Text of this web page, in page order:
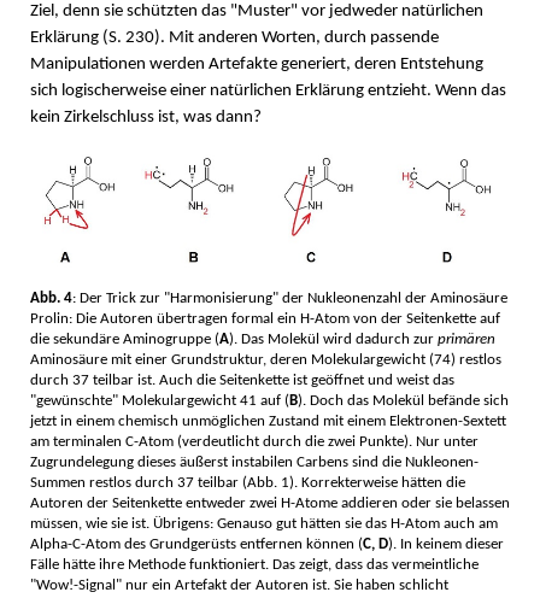
Ziel, denn sie schützten das "Muster" vor jedweder natürlichen
Erklärung (S. 230). Mit anderen Worten, durch passende
Manipulationen werden Artefakte generiert, deren Entstehung
sich logischerweise einer natürlichen Erklärung entzieht. Wenn das
kein Zirkelschluss ist, was dann?
Abb. 4: Der Trick zur "Harmonisierung" der Nukleonenzahl der Aminosäure
Prolin: Die Autoren übertragen formal ein H-Atom von der Seitenkette auf
die sekundäre Aminogruppe (A). Das Molekül wird dadurch zur primären
Aminosäure mit einer Grundstruktur, deren Molekulargewicht (74) restlos
durch 37 teilbar ist. Auch die Seitenkette ist geöffnet und weist das
"gewünschte" Molekulargewicht 41 auf ( B). Doch das Molekül befände sich
jetzt in einem chemisch unmöglichen Zustand mit einem Elektronen-Sextett
am terminalen C-Atom (verdeutlicht durch die zwei Punkte). Nur unter
Zugrundelegung dieses äußerst instabilen Carbens sind die Nukleonen-
Summen restlos durch 37 teilbar (Abb. 1). Korrekterweise hätten die
Autoren der Seitenkette entweder zwei H-Atome addieren oder sie belassen
müssen, wie sie ist. Übrigens: Genauso gut hätten sie das H-Atom auch am
Alpha-C-Atom des Grundgerüsts entfernen können (C, D). In keinem dieser
Fälle hätte ihre Methode funktioniert. Das zeigt, dass das vermeintliche
"Wow!-Signal" nur ein Artefakt der Autoren ist. Sie haben schlicht